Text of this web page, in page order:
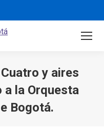
y aires
la Orquesta
Bogotá.